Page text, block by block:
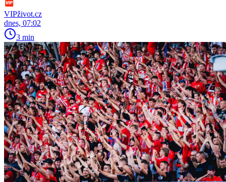
VIPživot.cz
dnes, 07:02
3 min